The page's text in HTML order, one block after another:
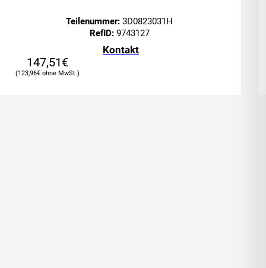
Teilenummer: 3D0823031H
RefID:9743127
Kontakt
147,51€
123,96€